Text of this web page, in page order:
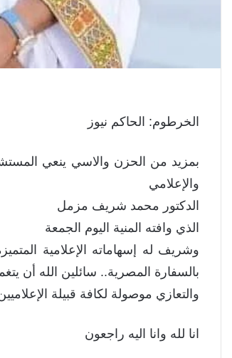
الخرطوم: الحاكم نيوز
بمزيد من الحزن والاسي ينعي
والإعلامي
الدكتور محمد شريف مزمل
الذي وافته المنية اليوم الجمعة
وشريف له إسهاماته الإعلامية
بالسفارة المصرية.. سائلين الله أن
والتعازي موصولة لكافة قبيلة
انا لله وانا اليه راجعون